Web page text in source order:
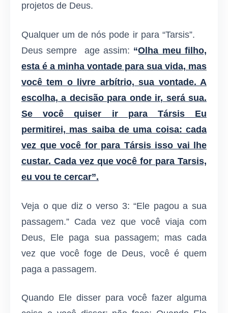
projetos de Deus.
Qualquer um de nós pode ir para “Tarsis”.
Deus sempre age assim: “Olha meu filho,
esta é a minha vontade para sua vida, mas
você tem o livre arbítrio, sua vontade. A
escolha, a decisão para onde ir, será sua.
Se você quiser ir para Társis Eu
permitirei, mas saiba de uma coisa: cada
vez que você for para Társis isso vai lhe
custar. Cada vez que você for para Tarsis,
eu vou te cercar”.
Veja o que diz o verso 3: “Ele pagou a sua
passagem.” Cada vez que você viaja com
Deus, Ele paga sua passagem; mas cada
vez que você foge de Deus, você é quem
paga a passagem.
Quando Ele disser para você fazer alguma